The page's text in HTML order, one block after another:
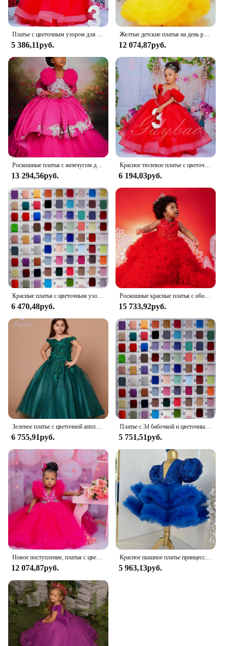
Платье с цветочным узором для девочек, плиссированное платье с прозрачным вырезом и оборками, многоуровневое бальное платье из тюля с блестками для свадьбы, детское платье для первого причастия на день рождения
5 386,11руб.
Желтые детские платья на день рождения, индивидуальные платья с высоким воротом и бисером для девочек-цветочниц на свадьбу, платья для выпускного вечера для маленьких девочек
12 074,87руб.
Роскошные платья с жемчугом для девочек-цветочниц цвета фуксии с длинными рукавами и кристаллами, детское платье по индивидуальному заказу для свадьбы, платья для первого дня рождения
13 294,56руб.
Красное тюлевое платье с цветочным узором для девочек на свадьбу, расшитое бисером оборками, пышная аппликация, детское платье принцессы для дня рождения, первого причастия
6 194,03руб.
Красные платья с цветочным узором для девочек по индивидуальному заказу на свадьбу, кружевное тюлевое платье с золотыми аппликациями, детское праздничное платье для дня рождения, первого причастия
6 470,48руб.
Роскошные красные платья с оборками и цветами для девочек, платье принцессы с блестками для первого дня рождения, яркое платье для свадьбы
15 733,92руб.
Зеленое платье с цветочной аппликацией для девочек на свадьбу, роскошные пышные платья без рукавов с бантом, детские бальные платья для первого причастия на день рождения
6 755,91руб.
Платье с 3d бабочкой и цветочным узором для девочек на свадьбу, розовое винно-красное кружево, пышное тюлевое детское бальное платье на день рождения, первое причастие
5 751,51руб.
12 074,87руб.
Красное пышное платье принцессы с цветочным узором для маленьких девочек на день рождения по индивидуальному заказу для свадебной вечеринки, тюлевое платье для выпускного вечера со шлейфом
5 963,13руб.